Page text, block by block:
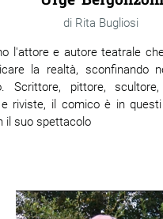
Rita Bugliosi
l'attore e autore teatrale
la realtà, sconfinando
Scrittore, pittore,
e riviste, il comico è in
il suo spettacolo